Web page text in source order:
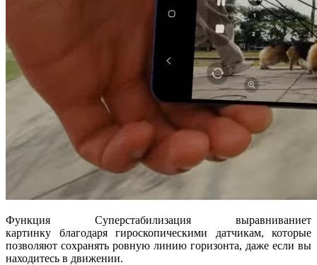
Функция Суперстабилизация выравниваниет
картинку благодаря гироскопическими датчикам, которые
позволяют сохранять ровную линию горизонта, даже если вы
находитесь в движении.